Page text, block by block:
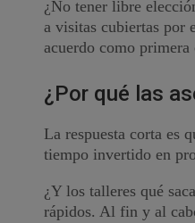
¿No tener libre
a visitas cubiertas por
acuerdo como primera
¿Por qué las
La respuesta corta es
tiempo invertido en
¿Y los talleres qué
rápidos. Al fin y al